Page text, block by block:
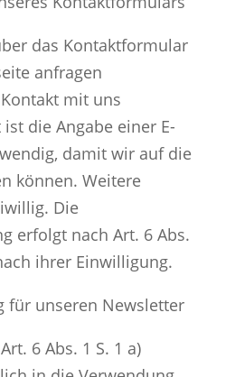
das Kontaktformular
anfragen
mit uns
die Angabe einer E-
damit wir auf die
können. Weitere
Die
erfolgt nach Art. 6 Abs.
ihrer Einwilligung.
für unseren Newsletter
6 Abs. 1 S. 1 a)